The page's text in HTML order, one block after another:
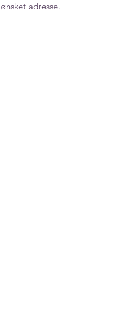
ønsket adresse.